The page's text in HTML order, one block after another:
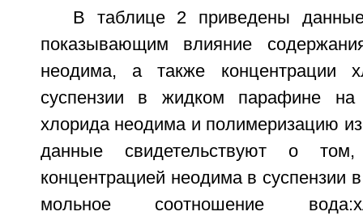
В таблице 2 приведены
показывающим влияние
неодима, а также концентрации
суспензии в жидком парафине на
хлорида неодима и полимеризацию
данные свидетельствуют о
концентрацией неодима в суспензии
мольное соотношение